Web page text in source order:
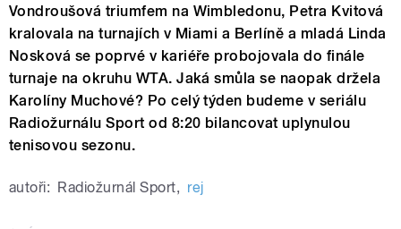
Vondroušová triumfem na Wimbledonu, Petra Kvitová
kralovala na turnajích v Miami a Berlíně a mladá Linda
Nosková se poprvé v kariéře probojovala do finále
turnaje na okruhu WTA. Jaká smůla se naopak držela
Karolíny Muchové? Po celý týden budeme v seriálu
Radiožurnálu Sport od 8:20 bilancovat uplynulou
tenisovou sezonu.
autoři: Radiožurnál Sport, rej